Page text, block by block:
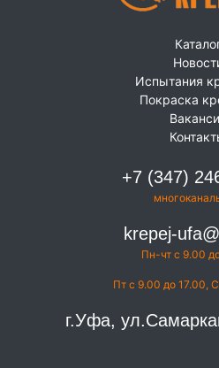
Испытания
Покраска
+7 (347)
krepej-
Пн-чт с 9.00
Пт с 9.00 до 17.00,
г.Уфа,